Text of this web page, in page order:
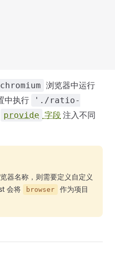
chromium 浏览器中运行
中执行
'./ratio-
provide 字段 注入不同
器名称，则需要定义自定义
会将 browser
作为项目